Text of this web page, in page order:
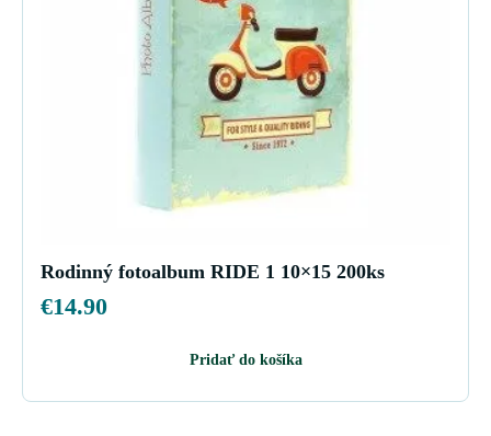
Rodinný fotoalbum RIDE 1 10×15 200ks
€14.90
Pridať do košíka